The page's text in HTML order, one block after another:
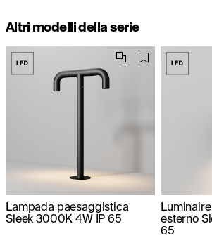
Altri modelli della serie
Lampada paesaggistica
Sleek 3000K 4W IP 65
esterno
65